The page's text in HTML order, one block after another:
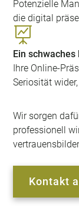
Potenzielle
die digital

Ein
Ihre Online-
Seriosität
Wir sorgen
professionell
Kontakt